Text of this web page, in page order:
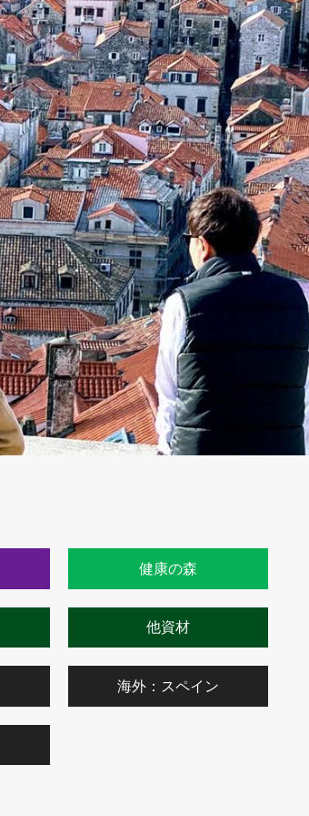
健康の森
他資材
海外：スペイン